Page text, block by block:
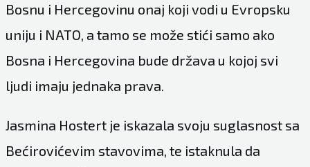
Bosnu i Hercegovinu onaj koji vodi u Evropsku
uniju i NATO, a tamo se može stići samo ako
Bosna i Hercegovina bude država u kojoj svi
ljudi imaju jednaka prava.
Jasmina Hostert je iskazala svoju suglasnost sa
Bećirovićevim stavovima, te istaknula da